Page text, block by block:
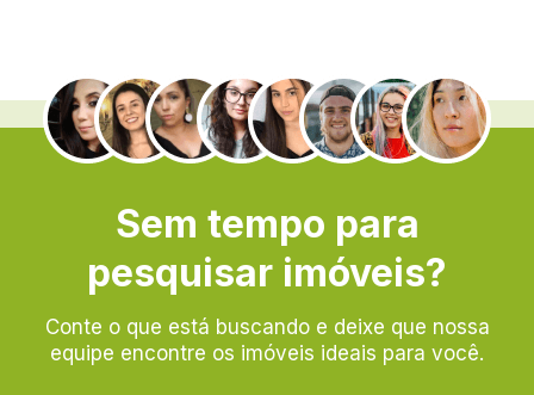
.
Sem tempo para
pesquisar imóveis?
Conte o que está buscando e deixe que nossa
equipe encontre os imóveis ideais para você.